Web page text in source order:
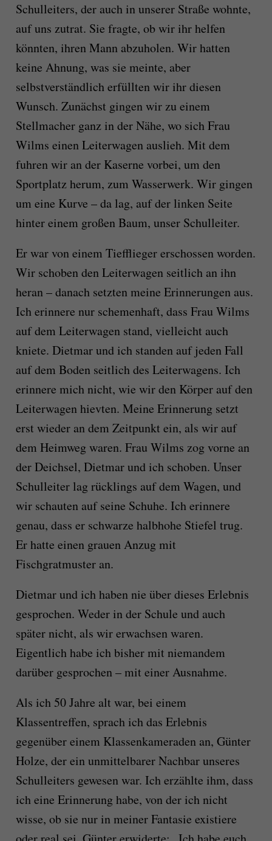
Schulleiters, der auch in unserer Straße wohnte,
auf uns zutrat. Sie fragte, ob wir ihr helfen
könnten, ihren Mann abzuholen. Wir hatten
keine Ahnung, was sie meinte, aber
selbstverständlich erfüllten wir ihr diesen
Wunsch. Zunächst gingen wir zu einem
Stellmacher ganz in der Nähe, wo sich Frau
Wilms einen Leiterwagen auslieh. Mit dem
fuhren wir an der Kaserne vorbei, um den
Sportplatz herum, zum Wasserwerk. Wir gingen
um eine Kurve – da lag, auf der linken Seite
hinter einem großen Baum, unser Schulleiter.
Er war von einem Tiefflieger erschossen worden.
Wir schoben den Leiterwagen seitlich an ihn
heran – danach setzten meine Erinnerungen aus.
Ich erinnere nur schemenhaft, dass Frau Wilms
auf dem Leiterwagen stand, vielleicht auch
kniete. Dietmar und ich standen auf jeden Fall
auf dem Boden seitlich des Leiterwagens. Ich
erinnere mich nicht, wie wir den Körper auf den
Leiterwagen hievten. Meine Erinnerung setzt
erst wieder an dem Zeitpunkt ein, als wir auf
dem Heimweg waren. Frau Wilms zog vorne an
der Deichsel, Dietmar und ich schoben. Unser
Schulleiter lag rücklings auf dem Wagen, und
wir schauten auf seine Schuhe. Ich erinnere
genau, dass er schwarze halbhohe Stiefel trug.
Er hatte einen grauen Anzug mit
Fischgratmuster an.
Dietmar und ich haben nie über dieses Erlebnis
gesprochen. Weder in der Schule und auch
später nicht, als wir erwachsen waren.
Eigentlich habe ich bisher mit niemandem
darüber gesprochen – mit einer Ausnahme.
Als ich 50 Jahre alt war, bei einem
Klassentreffen, sprach ich das Erlebnis
gegenüber einem Klassenkameraden an, Günter
Holze, der ein unmittelbarer Nachbar unseres
Schulleiters gewesen war. Ich erzählte ihm, dass
ich eine Erinnerung habe, von der ich nicht
wisse, ob sie nur in meiner Fantasie existiere